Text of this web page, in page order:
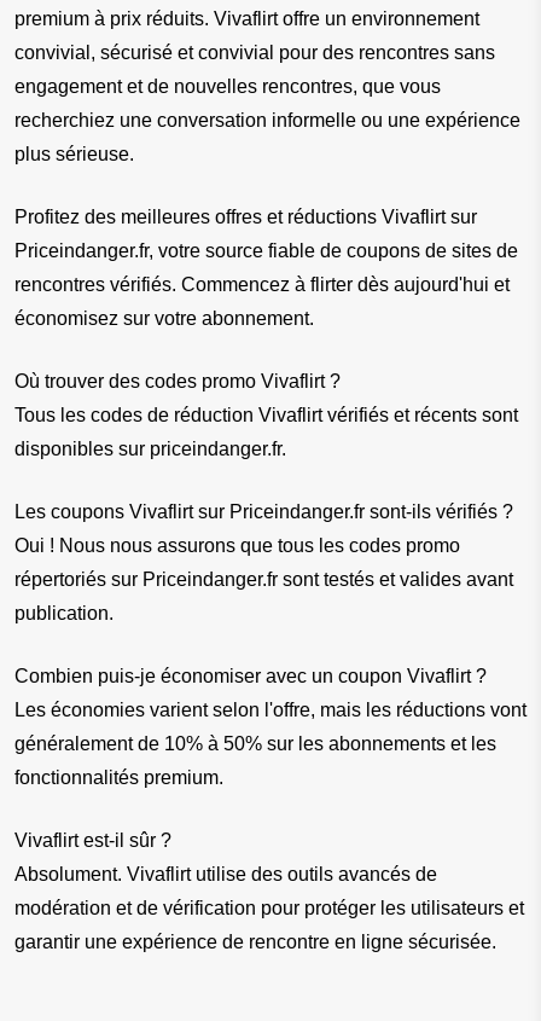
premium à prix réduits. Vivaflirt offre un environnement
convivial, sécurisé et convivial pour des rencontres sans
engagement et de nouvelles rencontres, que vous
recherchiez une conversation informelle ou une expérience
plus sérieuse.
Profitez des meilleures offres et réductions Vivaflirt sur
Priceindanger.fr, votre source fiable de coupons de sites de
rencontres vérifiés. Commencez à flirter dès aujourd'hui et
économisez sur votre abonnement.
Où trouver des codes promo Vivaflirt ?
Tous les codes de réduction Vivaflirt vérifiés et récents sont
disponibles sur priceindanger.fr.
Les coupons Vivaflirt sur Priceindanger.fr sont-ils vérifiés ?
Oui ! Nous nous assurons que tous les codes promo
répertoriés sur Priceindanger.fr sont testés et valides avant
publication.
Combien puis-je économiser avec un coupon Vivaflirt ?
Les économies varient selon l'offre, mais les réductions vont
généralement de 10% à 50% sur les abonnements et les
fonctionnalités premium.
Vivaflirt est-il sûr ?
Absolument. Vivaflirt utilise des outils avancés de
modération et de vérification pour protéger les utilisateurs et
garantir une expérience de rencontre en ligne sécurisée.